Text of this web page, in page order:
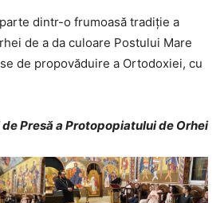
dintr-o frumoasă tradiție a
de a da culoare Postului Mare
de propovăduire a Ortodoxiei, cu
Presă a Protopopiatului de Orhei